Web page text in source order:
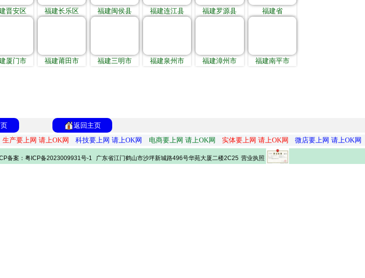
晋安区 福建长乐区 福建闽侯县 福建连江县 福建罗源县 福建省
厦门市 福建莆田市 福建三明市 福建泉州市 福建漳州市 福建南平市
返回主页
生产要上网 请上OK网 科技要上网 请上OK网 电商要上网 请上OK网 实体要上网 请上OK网 微店要上网 请上OK网
备案：粤ICP备2023009931号-1 广东省江门鹤山市沙坪新城路496号华苑大厦二楼2C25 营业执照